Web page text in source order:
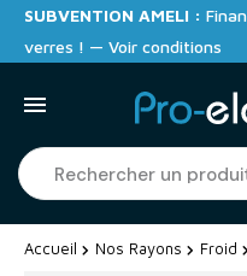
SUBVENTION AMELI :
verres ! — Voir conditions
Accueil Nos Rayons Froid